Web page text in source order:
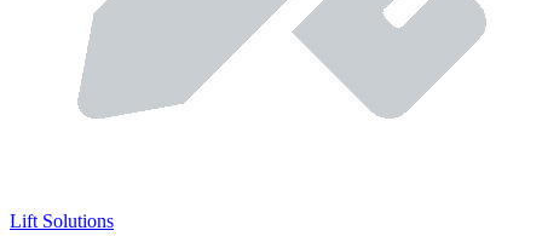
Lift Solutions